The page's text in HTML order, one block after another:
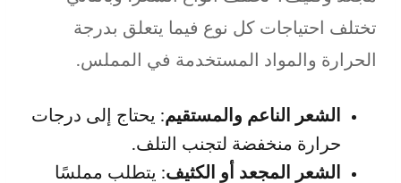
تختلف احتياجات كل نوع فيما يتعلق بدرجة
الحرارة والمواد المستخدمة في المملس.
الشعر الناعم والمستقيم: يحتاج إلى درجات
حرارة منخفضة لتجنب التلف.
الشعر المجعد أو الكثيف: يتطلب مملسًا